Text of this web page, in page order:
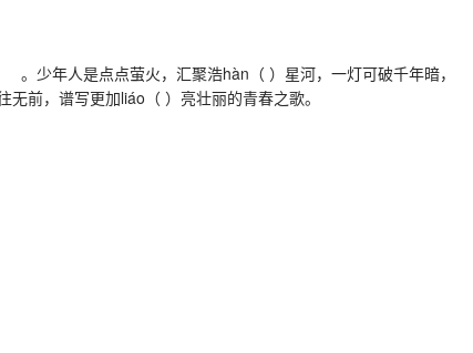
年人是点点萤火，汇聚浩hàn（ ）星河，一灯可破千年暗，
前，谱写更加liáo（ ）亮壮丽的青春之歌。